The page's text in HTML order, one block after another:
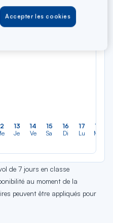
13
Je
14
Ve
15
Sa
16
Di
17
Lu
18
Ma
de 7 jours en classe
au moment de la
peuvent être appliqués pour
Accepter les cookies